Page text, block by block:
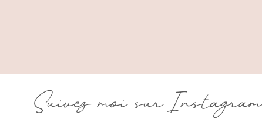
Suivez moi sur Instagram